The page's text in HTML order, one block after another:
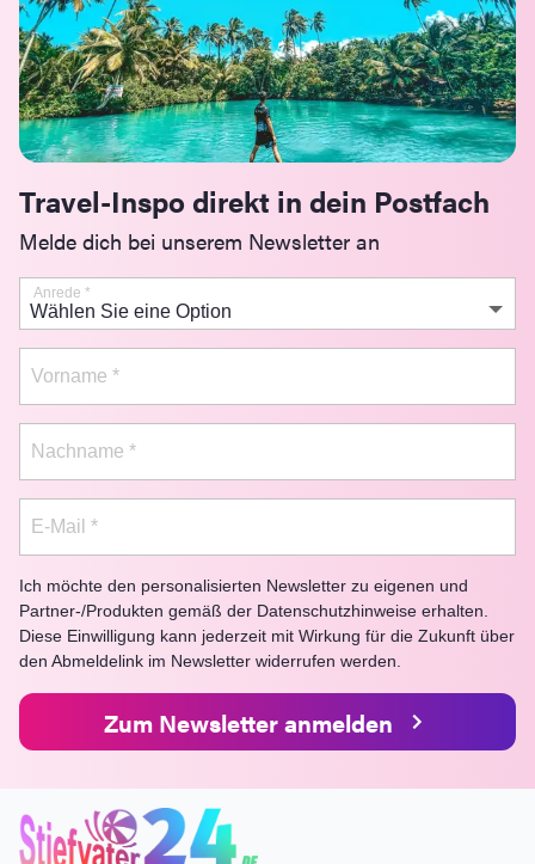
Travel-Inspo direkt in dein Postfach
Melde dich bei unserem Newsletter an
Anrede *
Vorname *
Nachname *
E-Mail *
Ich möchte den personalisierten Newsletter zu eigenen und
Partner-/Produkten gemäß der Datenschutzhinweise erhalten.
Diese Einwilligung kann jederzeit mit Wirkung für die Zukunft über
den Abmeldelink im Newsletter widerrufen werden.
Zum Newsletter anmelden